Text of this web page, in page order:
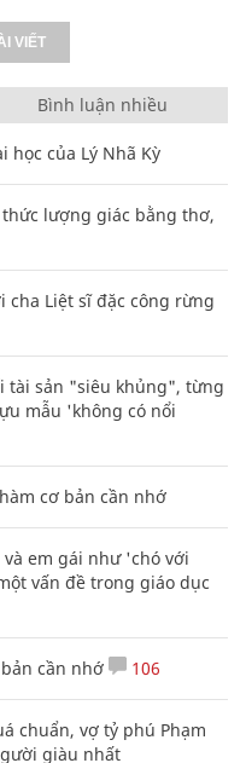
VIẾT
Bình luận nhiều
của Lý Nhã Kỳ
lượng giác bằng thơ,
cha Liệt sĩ đặc công rừng
tài sản "siêu khủng", từng
mẫu 'không có nổi
cơ bản cần nhớ
em gái như 'chó với
vấn đề trong giáo dục
cần nhớ 106
chuẩn, vợ tỷ phú Phạm
giàu nhất